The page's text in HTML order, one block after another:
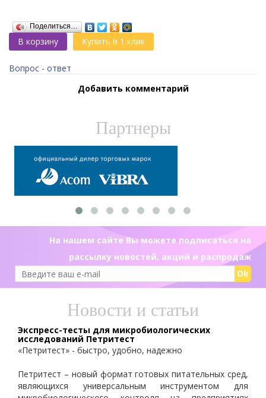
Поделиться…
В корзину Купить в 1 клик
Вопрос - ответ
Добавить комментарий
Партнеры
На нашем сайте Вы можете подписаться на
рассылку новостей, акций и распродаж
Ok
Новости и статьи
Экспресс-тесты для микробиологических
исследований Петритест
«Петритест» - быстро, удобно, надежно
Петритест – новый формат готовых питательных сред,
являющихся универсальным инструментом для